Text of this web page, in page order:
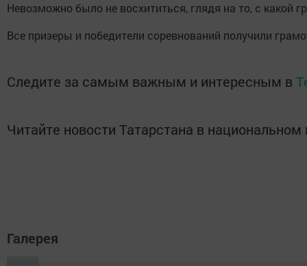
Невозможно было не восхититься, глядя на то, с какой
Все призеры и победители соревнований получили
Следите за самым важным и интересным в
Читайте новости Татарстана в
Галерея